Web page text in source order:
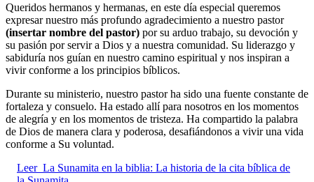
Queridos hermanos y hermanas, en este día especial queremos
expresar nuestro más profundo agradecimiento a nuestro pastor
(insertar nombre del pastor) por su arduo trabajo, su devoción y
su pasión por servir a Dios y a nuestra comunidad. Su liderazgo y
sabiduría nos guían en nuestro camino espiritual y nos inspiran a
vivir conforme a los principios bíblicos.
Durante su ministerio, nuestro pastor ha sido una fuente constante de
fortaleza y consuelo. Ha estado allí para nosotros en los momentos
de alegría y en los momentos de tristeza. Ha compartido la palabra
de Dios de manera clara y poderosa, desafiándonos a vivir una vida
conforme a Su voluntad.
Leer La Sunamita en la biblia: La historia de la cita bíblica de